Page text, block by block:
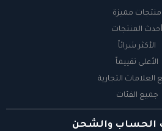
منتجات مميزة
أحدث المنتجات
الأكثر شرائاً
الأعلى تقييماً
العلامات التجارية
جميع الفئات
الحساب والشحن